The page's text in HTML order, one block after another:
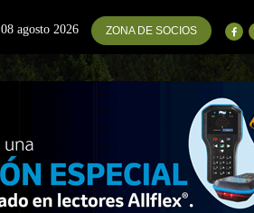
08 agosto 2026 ZONA DE SOCIOS